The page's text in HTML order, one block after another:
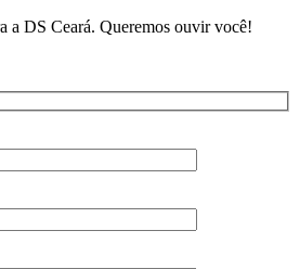
a DS Ceará. Queremos ouvir você!